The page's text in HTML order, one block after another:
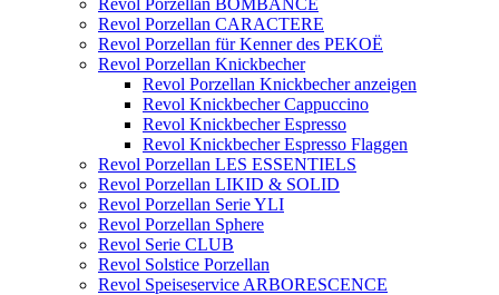
Revol Porzellan BOMBANCE
Revol Porzellan CARACTERE
Revol Porzellan für Kenner des PEKOË
Revol Porzellan Knickbecher
Revol Porzellan Knickbecher anzeigen
Revol Knickbecher Cappuccino
Revol Knickbecher Espresso
Revol Knickbecher Espresso Flaggen
Revol Porzellan LES ESSENTIELS
Revol Porzellan LIKID & SOLID
Revol Porzellan Serie YLI
Revol Porzellan Sphere
Revol Serie CLUB
Revol Solstice Porzellan
Revol Speiseservice ARBORESCENCE